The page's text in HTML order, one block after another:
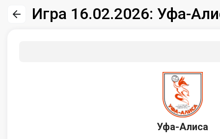
Игра 16.02.2026: Уфа-
Уфа-Алиса